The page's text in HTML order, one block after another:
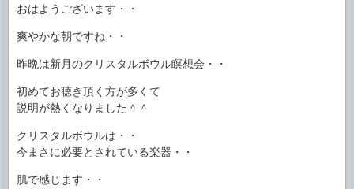
おはようございます・・
爽やかな朝ですね・・
昨晩は新月のクリスタルボウル瞑想会・・
初めてお聴き頂く方が多くて
説明が熱くなりました＾＾
クリスタルボウルは・・
今まさに必要とされている楽器・・
肌で感じます・・